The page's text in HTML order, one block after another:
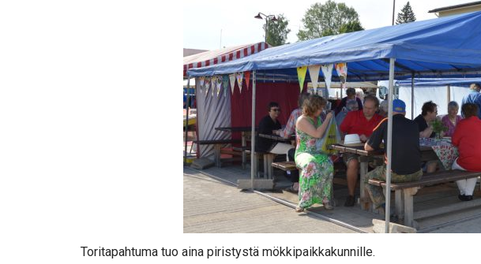
Toritapahtuma tuo aina piristystä mökkipaikkakunnille.